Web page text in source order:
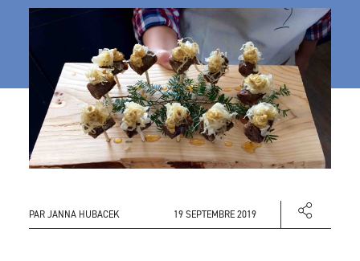
PAR JANNA HUBACEK 19 SEPTEMBRE 2019